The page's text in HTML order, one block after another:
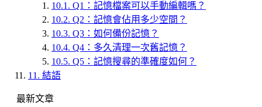
10.1. Q1：記憶檔案可以手動編輯嗎？
10.2. Q2：記憶會佔用多少空間？
10.3. Q3：如何備份記憶？
10.4. Q4：多久清理一次舊記憶？
10.5. Q5：記憶搜尋的準確度如何？
11. 結語
最新文章